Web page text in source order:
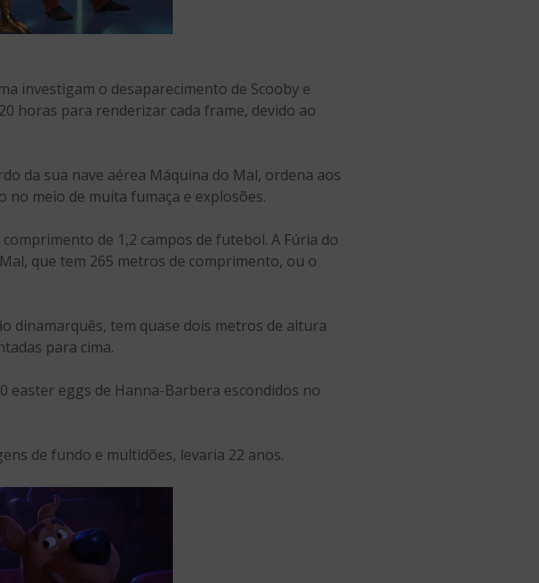
investigam o desaparecimento de Scooby e
horas para renderizar cada frame, devido ao
da sua nave aérea Máquina do Mal, ordena aos
meio de muita fumaça e explosões.
de 1,2 campos de futebol. A Fúria do
que tem 265 metros de comprimento, ou o
dinamarquês, tem quase dois metros de altura
para cima.
easter eggs de Hanna-Barbera escondidos no
de fundo e multidões, levaria 22 anos.